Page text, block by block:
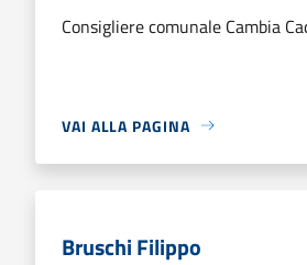
Consigliere comunale Cambia
VAI ALLA PAGINA
Bruschi Filippo